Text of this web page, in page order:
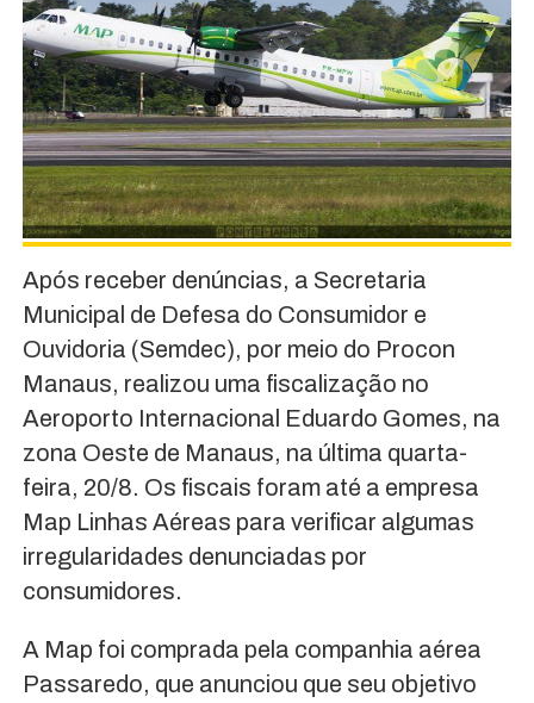
Após receber denúncias, a Secretaria
Municipal de Defesa do Consumidor e
Ouvidoria (Semdec), por meio do Procon
Manaus, realizou uma fiscalização no
Aeroporto Internacional Eduardo Gomes, na
zona Oeste de Manaus, na última quarta-
feira, 20/8. Os fiscais foram até a empresa
Map Linhas Aéreas para verificar algumas
irregularidades denunciadas por
consumidores.
A Map foi comprada pela companhia aérea
Passaredo, que anunciou que seu objetivo